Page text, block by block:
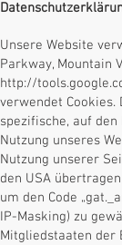
Unsere Website
Parkway, Mountain
http://
verwendet Cookies.
spezifische, auf
Nutzung unseres
Nutzung unserer
den USA
um den Code
IP-Masking) zu
Mitgliedstaaten der